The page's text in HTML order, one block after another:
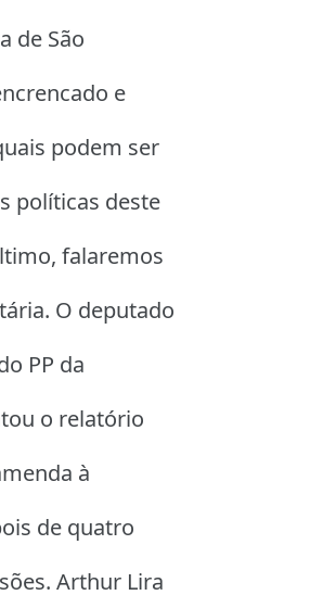
de São
e
podem ser
políticas deste
falaremos
O deputado
PP da
o relatório
à
de quatro
Arthur Lira